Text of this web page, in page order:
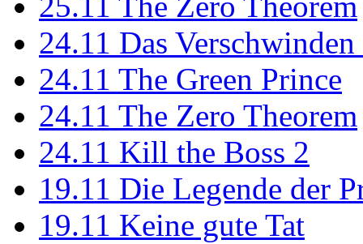
24.11 Das
24.11 The Green Prince
24.11 The Zero Theorem
24.11 Kill the Boss 2
19.11 Die Legende der
19.11 Keine gute Tat